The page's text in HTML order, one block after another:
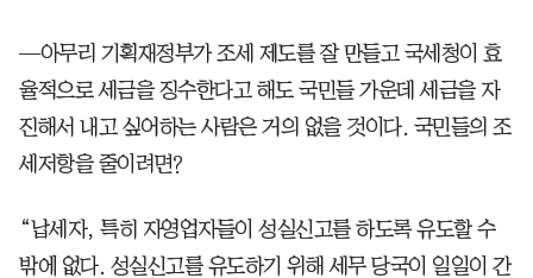
—아무리 기획재정부가 조세 제도를 잘 만들고 국세청이 효
율적으로 세금을 징수한다고 해도 국민들 가운데 세금을 자
진해서 내고 싶어하는 사람은 거의 없을 것이다. 국민들의 조
세저항을 줄이려면?
“납세자, 특히 자영업자들이 성실신고를 하도록 유도할 수
밖에 없다. 성실신고를 유도하기 위해 세무 당국이 일일이 간